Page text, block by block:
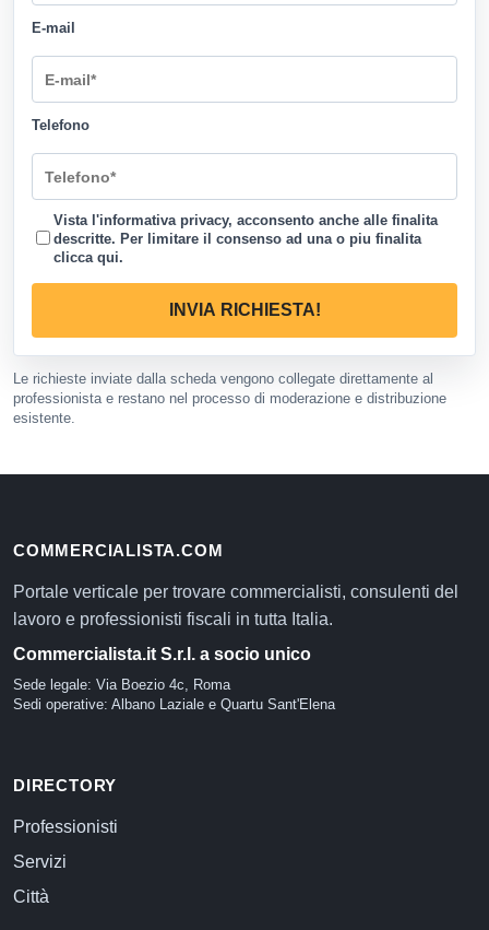
E-mail
Telefono
Vista l'informativa privacy, acconsento anche alle finalita
descritte. Per limitare il consenso ad una o piu finalita
clicca qui.
INVIA RICHIESTA!
Le richieste inviate dalla scheda vengono collegate direttamente al
professionista e restano nel processo di moderazione e distribuzione
esistente.
COMMERCIALISTA.COM
Portale verticale per trovare commercialisti, consulenti del
lavoro e professionisti fiscali in tutta Italia.
Commercialista.it S.r.l. a socio unico
Sede legale: Via Boezio 4c, Roma
Sedi operative: Albano Laziale e Quartu Sant'Elena
DIRECTORY
Professionisti
Servizi
Città